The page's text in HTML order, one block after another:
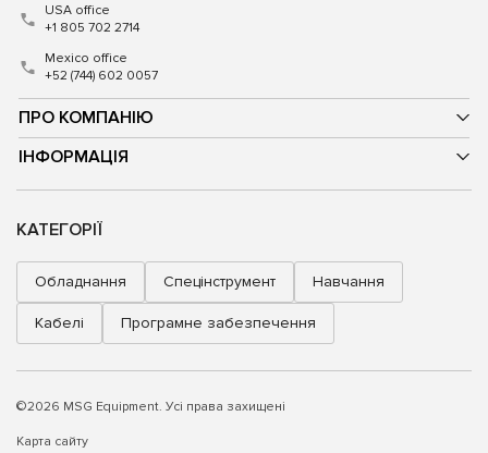
ПРО КОМПАНІЮ
ІНФОРМАЦІЯ
USA office
+1 805 702 2714
Mexico office
+52 (744) 602 0057
КАТЕГОРІЇ
Обладнання Спецінструмент Навчання
Кабелі Програмне забезпечення
©2026 MSG Equipment. Усі права захищені
Карта сайту